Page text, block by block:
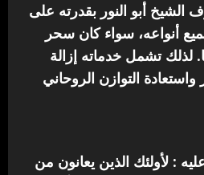
أبو النور بقدرته على
أنواعه، سواء كان سحر
لذلك تشمل خدماته إزالة
واستعادة التوازن الروحاني
: لأولئك الذين يعانون من